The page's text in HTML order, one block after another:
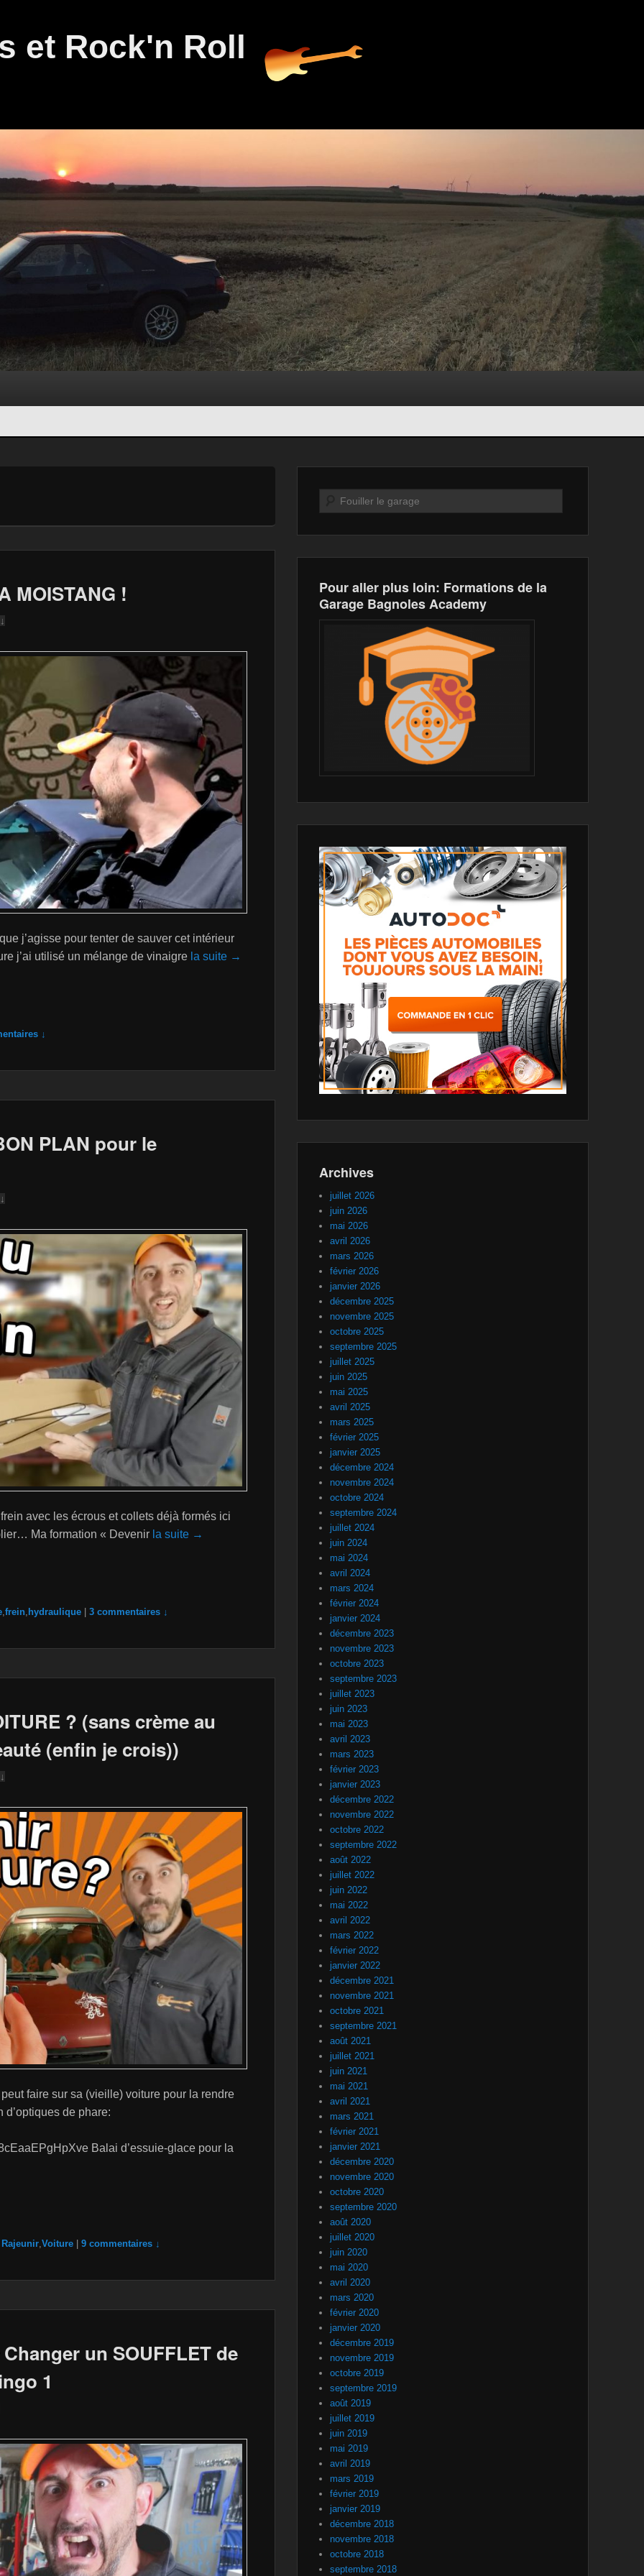
et Rock'n Roll
MOISTANG !
que j’agisse pour tenter de sauver cet intérieur
j’ai utilisé un mélange de vinaigre la suite →
↓
PLAN pour le
avec les écrous et collets déjà formés ici
Ma formation « Devenir la suite →
frein hydraulique 3 commentaires ↓
? (sans crème au
(enfin je crois))
faire sur sa (vieille) voiture pour la rendre
de phare:
Balai d’essuie-glace pour la
Rajeunir Voiture 9 commentaires ↓
un SOUFFLET de
1
Recherche
Pour aller plus loin: Formations de la
Garage Bagnoles Academy
Archives
juillet 2026
juin 2026
mai 2026
avril 2026
mars 2026
février 2026
janvier 2026
décembre 2025
novembre 2025
octobre 2025
septembre 2025
juillet 2025
juin 2025
mai 2025
avril 2025
mars 2025
février 2025
janvier 2025
décembre 2024
novembre 2024
octobre 2024
septembre 2024
juillet 2024
juin 2024
mai 2024
avril 2024
mars 2024
février 2024
janvier 2024
décembre 2023
novembre 2023
octobre 2023
septembre 2023
juillet 2023
juin 2023
mai 2023
avril 2023
mars 2023
février 2023
janvier 2023
décembre 2022
novembre 2022
octobre 2022
septembre 2022
août 2022
juillet 2022
juin 2022
mai 2022
avril 2022
mars 2022
février 2022
janvier 2022
décembre 2021
novembre 2021
octobre 2021
septembre 2021
août 2021
juillet 2021
juin 2021
mai 2021
avril 2021
mars 2021
février 2021
janvier 2021
décembre 2020
novembre 2020
octobre 2020
septembre 2020
août 2020
juillet 2020
juin 2020
mai 2020
avril 2020
mars 2020
février 2020
janvier 2020
décembre 2019
novembre 2019
octobre 2019
septembre 2019
août 2019
juillet 2019
juin 2019
mai 2019
avril 2019
mars 2019
février 2019
janvier 2019
décembre 2018
novembre 2018
octobre 2018
septembre 2018